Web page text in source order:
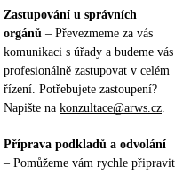
Zastupování u správních
orgánů – Převezmeme za vás
komunikaci s úřady a budeme vás
profesionálně zastupovat v celém
řízení. Potřebujete zastoupení?
Napište na konzultace@arws.cz
Příprava podkladů a odvolání
– Pomůžeme vám rychle připravit